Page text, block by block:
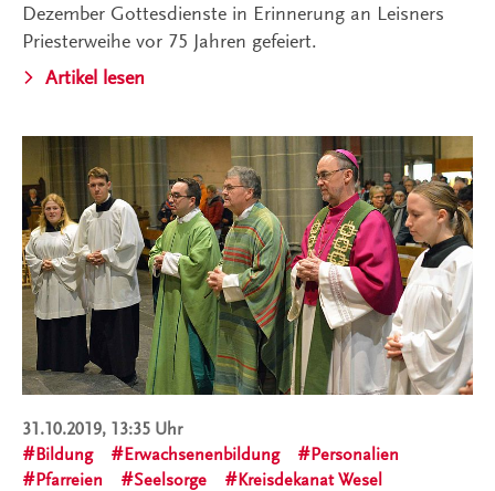
Dezember Gottesdienste in Erinnerung an Leisners
Priesterweihe vor 75 Jahren gefeiert.
Artikel lesen
31.10.2019, 13:35 Uhr
Bildung
Erwachsenenbildung
Personalien
Pfarreien
Seelsorge Kreisdekanat Wesel